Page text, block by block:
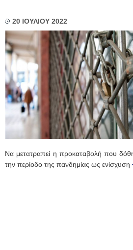
20 ΙΟΥΛΙΟΥ 2022
Να μετατραπεί η προκαταβολή που
την περίοδο της πανδημίας ως ενίσχυση